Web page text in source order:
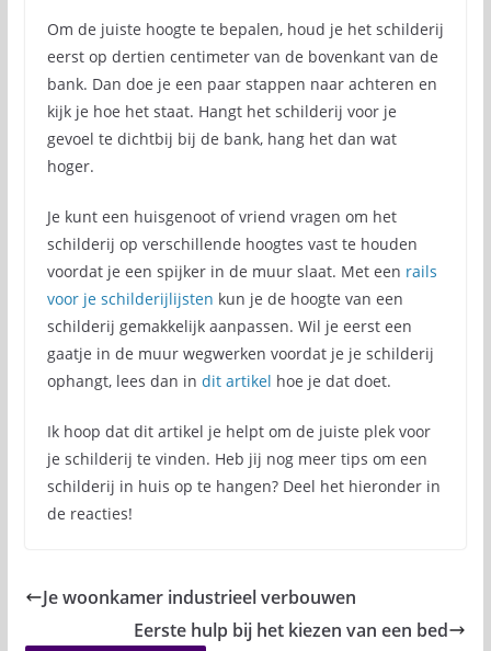
Om de juiste hoogte te bepalen, houd je het schilderij
eerst op dertien centimeter van de bovenkant van de
bank. Dan doe je een paar stappen naar achteren en
kijk je hoe het staat. Hangt het schilderij voor je
gevoel te dichtbij bij de bank, hang het dan wat
hoger.
Je kunt een huisgenoot of vriend vragen om het
schilderij op verschillende hoogtes vast te houden
voordat je een spijker in de muur slaat. Met een rails
voor je schilderijlijsten kun je de hoogte van een
schilderij gemakkelijk aanpassen. Wil je eerst een
gaatje in de muur wegwerken voordat je je schilderij
ophangt, lees dan in dit artikel hoe je dat doet.
Ik hoop dat dit artikel je helpt om de juiste plek voor
je schilderij te vinden. Heb jij nog meer tips om een
schilderij in huis op te hangen? Deel het hieronder in
de reacties!
Je woonkamer industrieel verbouwen
Eerste hulp bij het kiezen van een bed